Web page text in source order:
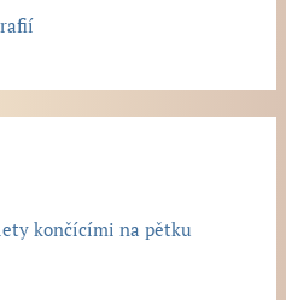
končícími na pětku